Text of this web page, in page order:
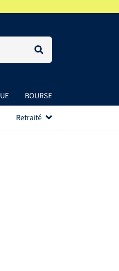
BOURSE
Retraité